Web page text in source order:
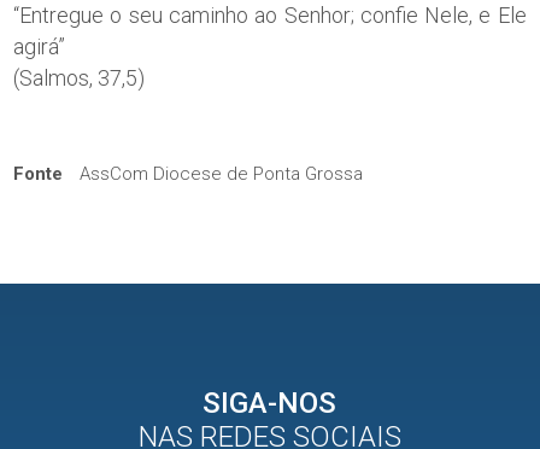
“Entregue o seu caminho ao Senhor; confie Nele, e Ele
agirá”
(Salmos, 37,5)
Fonte AssCom Diocese de Ponta Grossa
SIGA-NOS
NAS REDES SOCIAIS